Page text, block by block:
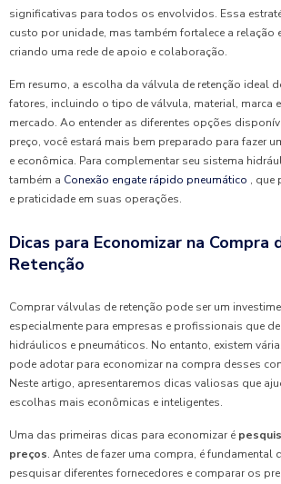
significativas para todos os envolvidos. Essa
custo por unidade, mas também fortalece a relação
criando uma rede de apoio e colaboração.
Em resumo, a escolha da válvula de retenção ideal
fatores, incluindo o tipo de válvula, material, marca
mercado. Ao entender as diferentes opções
preço, você estará mais bem preparado para fazer
e econômica. Para complementar seu sistema
também a Conexão engate rápido pneumático , que
e praticidade em suas operações.
Dicas para Economizar na Compra
Retenção
Comprar válvulas de retenção pode ser um
especialmente para empresas e profissionais que
hidráulicos e pneumáticos. No entanto, existem
pode adotar para economizar na compra desses
Neste artigo, apresentaremos dicas valiosas que
escolhas mais econômicas e inteligentes.
Uma das primeiras dicas para economizar é
preços. Antes de fazer uma compra, é fundamental
pesquisar diferentes fornecedores e comparar os